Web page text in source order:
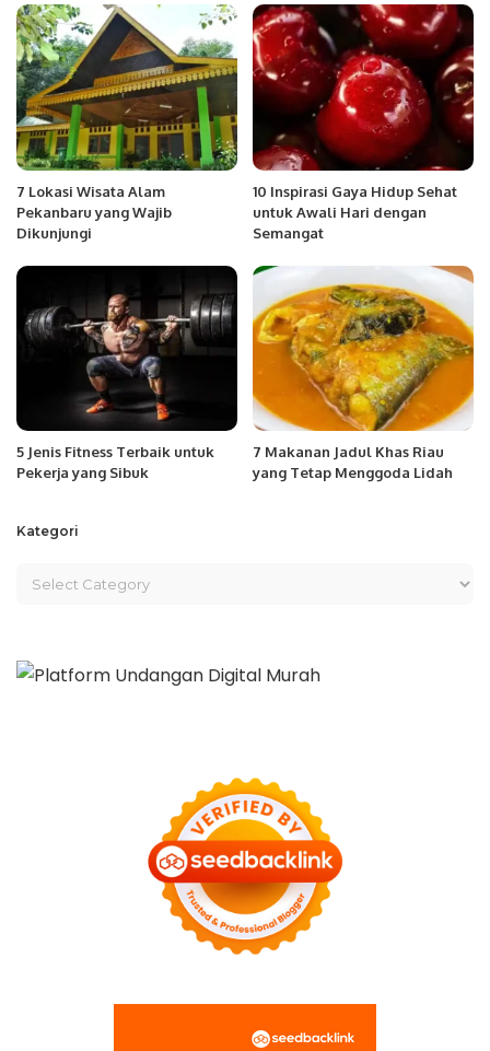
7 Lokasi Wisata Alam
Pekanbaru yang Wajib
Dikunjungi
10 Inspirasi Gaya Hidup Sehat
untuk Awali Hari dengan
Semangat
5 Jenis Fitness Terbaik untuk
Pekerja yang Sibuk
7 Makanan Jadul Khas Riau
yang Tetap Menggoda Lidah
Kategori